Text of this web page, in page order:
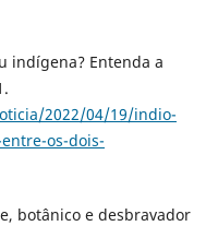
indígena? Entenda a
2022/04/19/indio-
os-dois-
botânico e desbravador